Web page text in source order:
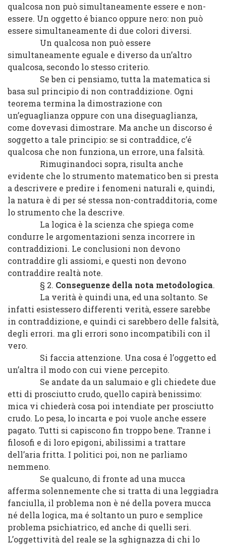
qualcosa non può simultaneamente essere e non-
essere. Un oggetto é bianco oppure nero: non può
essere simultaneamente di due colori diversi.
Un qualcosa non può essere
simultaneamente eguale e diverso da un’altro
qualcosa, secondo lo stesso criterio.
Se ben ci pensiamo, tutta la matematica si
basa sul principio di non contraddizione. Ogni
teorema termina la dimostrazione con
un’eguaglianza oppure con una diseguaglianza,
come dovevasi dimostrare. Ma anche un discorso é
soggetto a tale principio: se si contraddice, c’é
qualcosa che non funziona, un errore, una falsità.
Rimuginandoci sopra, risulta anche
evidente che lo strumento matematico ben si presta
a descrivere e predire i fenomeni naturali e, quindi,
la natura è di per sé stessa non-contradditoria, come
lo strumento che la descrive.
La logica è la scienza che spiega come
condurre le argomentazioni senza incorrere in
contraddizioni. Le conclusioni non devono
contraddire gli assiomi, e questi non devono
contraddire realtà note.
§ 2. Conseguenze della nota metodologica.
La verità è quindi una, ed una soltanto. Se
infatti esistessero differenti verità, essere sarebbe
in contraddizione, e quindi ci sarebbero delle falsità,
degli errori. ma gli errori sono incompatibili con il
vero.
Si faccia attenzione. Una cosa é l’oggetto ed
un’altra il modo con cui viene percepito.
Se andate da un salumaio e gli chiedete due
etti di prosciutto crudo, quello capirà benissimo:
mica vi chiederà cosa poi intendiate per prosciutto
crudo. Lo pesa, lo incarta e poi vuole anche essere
pagato. Tutti si capiscono fin troppo bene. Tranne i
filosofi e di loro epigoni, abilissimi a trattare
dell’aria fritta. I politici poi, non ne parliamo
nemmeno.
Se qualcuno, di fronte ad una mucca
afferma solennemente che si tratta di una leggiadra
fanciulla, il problema non è né della povera mucca
né della logica, ma é soltanto un puro e semplice
problema psichiatrico, ed anche di quelli seri.
L’oggettività del reale se la sghignazza di chi lo